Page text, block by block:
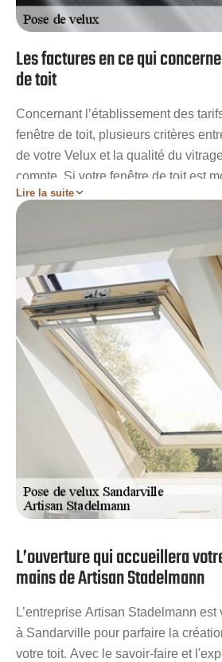
Les factures en ce qui
de toit
Concernant l’établissement des
fenêtre de toit, plusieurs critères
de votre Velux et la qualité du
compte. Si votre fenêtre de toit est
Anti-Bruit de Pluie (ABP) ou autres
factures augmenteront en
l’installation peut aussi varier en
qui constitueront les battants de
inutile de vous inquiéter sur votre
de Artisan Stadelmann sont à
Lire la suite
L’ouverture qui accueillera
mains de Artisan Stadelmann
L’entreprise Artisan Stadelmann
à Sandarville pour parfaire la
votre toit. Avec le savoir-faire et